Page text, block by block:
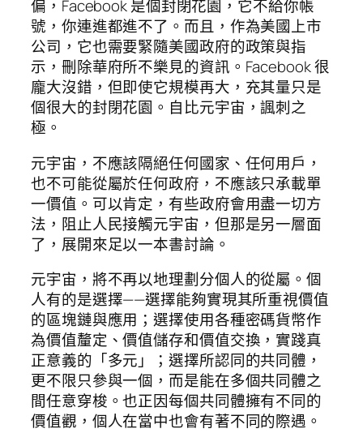
偏，Facebook 是個封閉花園，它不給你帳
號，你連進都進不了。而且，作為美國上市
公司，它也需要緊隨美國政府的政策與指
示，刪除華府所不樂見的資訊。Facebook 很
龐大沒錯，但即使它規模再大，充其量只是
個很大的封閉花園。自比元宇宙，諷刺之
極。
元宇宙，不應該隔絕任何國家、任何用戶，
也不可能從屬於任何政府，不應該只承載單
一價值。可以肯定，有些政府會用盡一切方
法，阻止人民接觸元宇宙，但那是另一層面
了，展開來足以一本書討論。
​​​​元宇宙，將不再以地理劃分個人的從屬。個
人有的是選擇——選擇能夠實現其所重視價值
的區塊鏈與應用；選擇使用各種密碼貨幣作
為價值釐定、價值儲存和價值交換，實踐真
正意義的「多元」；選擇所認同的共同體，
更不限只參與一個，而是能在多個共同體之
間任意穿梭。也正因每個共同體擁有不同的
價值觀，個人在當中也會有著不同的際遇。